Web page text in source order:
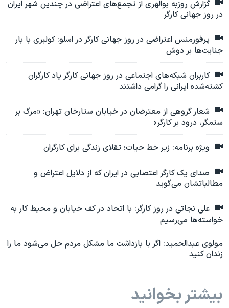
گزارش روزبه بوالهری از تجمع‌های اعتراضی در چندین شهر ایران
در روز جهانی کارگر
پرفورمنس اعتراضی در روز جهانی کارگر در اسلو: کولبری با بار
جنایت‌ها بر دوش
کاربران شبکه‌‌های اجتماعی در روز جهانی کارگر یاد کارگران
کشته‌شده ایرانی را گرامی داشتند
شعار گروهی از معترضان در خیابان ستارخان تهران: «مرگ بر
ستمگر، درود بر کارگر»
ویژه برنامه: زیر خط حیات؛ تقلای زندگی برای کارگران
صدای یک کارگر اعتصابی در ایران که از دلایل اعتراض و
مطالباتشان می‌گوید
علی نجاتی در روز کارگر: با اتحاد در کف خیابان و محیط کار به
خواسته‌ها می‌رسیم
مولوی عبدالحمید: اگر با بازداشت ما مشکل مردم حل می‌شود ما را
زندان کنید
بیشتر بخوانید